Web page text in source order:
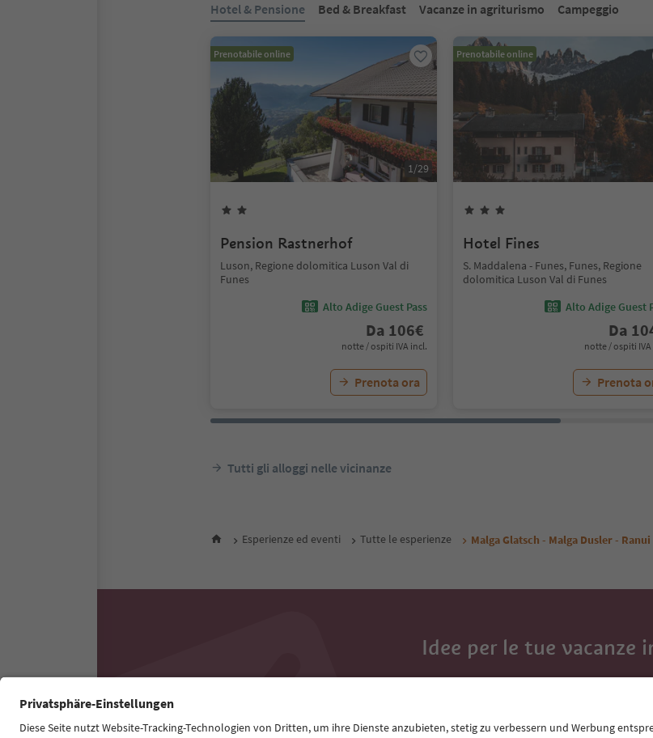
Hotel & Pensione Bed & Breakfast Vacanze in agriturismo Campeggio
Prenotabile online
1/29
Pension Rastnerhof
Luson, Regione dolomitica Luson Val di
Funes
Alto Adige Guest Pass
Da 106€
notte / ospiti IVA incl.
Prenota ora
Prenotabile online
Hotel Fines
S. Maddalena - Funes, Funes, Regione
dolomitica Luson Val di Funes
Alto Adige Guest
Da
notte / ospiti IVA
Prenota
Tutti gli alloggi nelle vicinanze
Esperienze ed eventi Tutte le esperienze Malga Glatsch - Malga Dusler - Ranui
Idee per le tue vacanze
Con la newsletter dell’Alto Adige ricevi